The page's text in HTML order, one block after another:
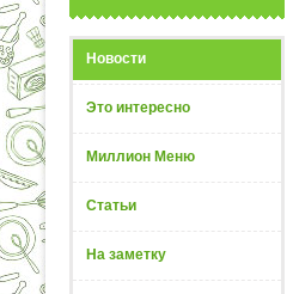
Новости
Это интересно
Миллион Меню
Статьи
На заметку